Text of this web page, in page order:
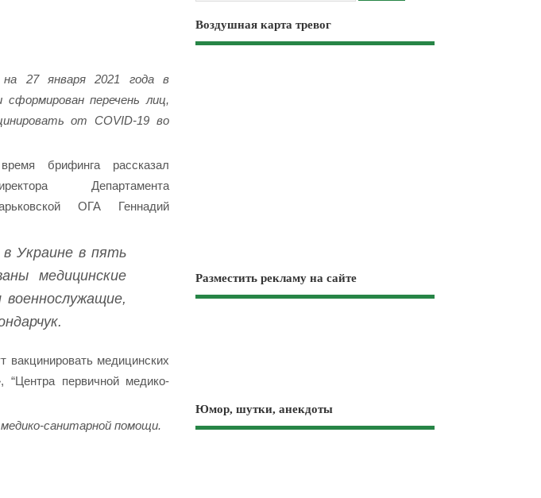
27 января 2021 года в
сформирован перечень лиц,
от COVID-19 во
брифинга рассказал
Департамента
ОГА Геннадий
Украине в пять
медицинские
вакцинировать медицинских
“Центра первичной медико-
санитарной помощи.
Воздушная карта тревог
Разместить рекламу на сайте
Юмор, шутки, анекдоты